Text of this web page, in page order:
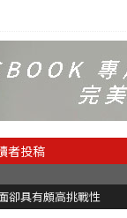
者投稿
卻具有頗高挑戰性